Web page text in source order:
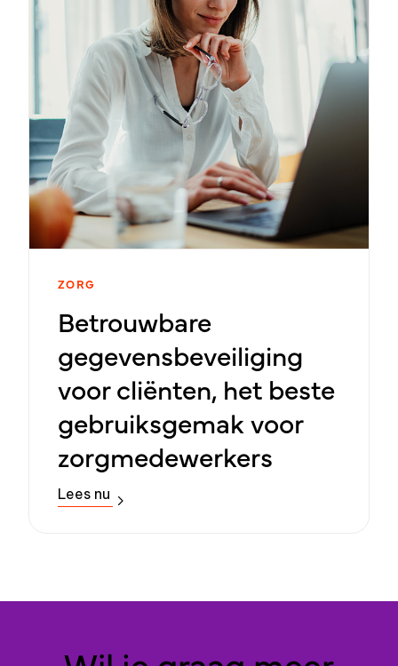
ZORG
Betrouwbare​ ​
gegevensbeveiliging
voor cliënten, het beste
gebruiksgemak voor
zorgmedewerkers
Lees nu